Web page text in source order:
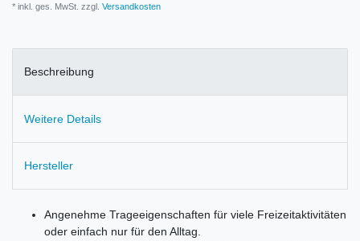
* inkl. ges. MwSt. zzgl. Versandkosten
Beschreibung
Weitere Details
Hersteller
Angenehme Trageeigenschaften für viele Freizeitaktivitäten
oder einfach nur für den Alltag.